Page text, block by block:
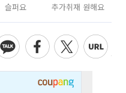
슬퍼요 추가취재 원해요